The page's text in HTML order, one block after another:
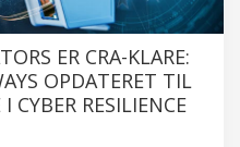
ER CRA-KLARE:
OPDATERET TIL
CYBER RESILIENCE